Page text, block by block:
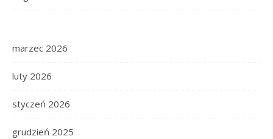
marzec 2026
luty 2026
styczeń 2026
grudzień 2025